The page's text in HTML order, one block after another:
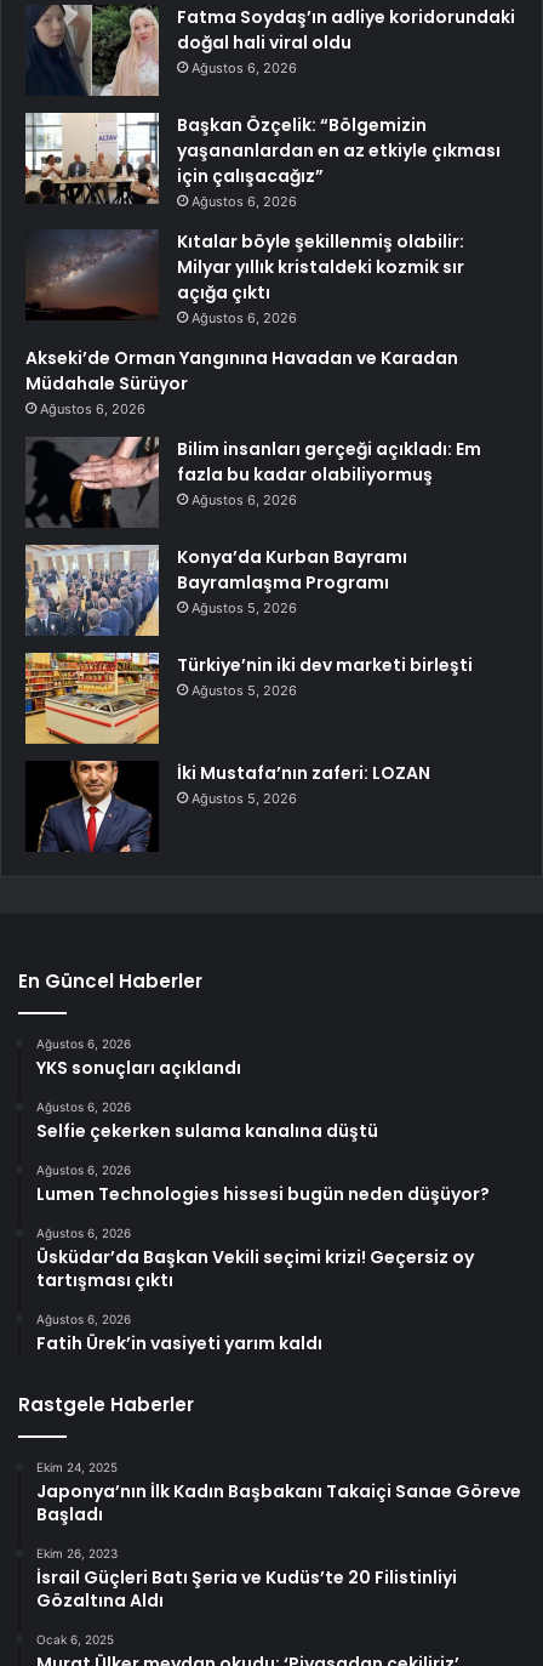
Fatma Soydaş’ın adliye koridorundaki
doğal hali viral oldu
Ağustos 6, 2026
Başkan Özçelik: “Bölgemizin
yaşananlardan en az etkiyle çıkması
için çalışacağız”
Ağustos 6, 2026
Kıtalar böyle şekillenmiş olabilir:
Milyar yıllık kristaldeki kozmik sır
açığa çıktı
Ağustos 6, 2026
Akseki’de Orman Yangınına Havadan ve Karadan
Müdahale Sürüyor
Ağustos 6, 2026
Bilim insanları gerçeği açıkladı: Em
fazla bu kadar olabiliyormuş
Ağustos 6, 2026
Konya’da Kurban Bayramı
Bayramlaşma Programı
Ağustos 5, 2026
Türkiye’nin iki dev marketi birleşti
Ağustos 5, 2026
İki Mustafa’nın zaferi: LOZAN
Ağustos 5, 2026
En Güncel Haberler
Ağustos 6, 2026
YKS sonuçları açıklandı
Ağustos 6, 2026
Selfie çekerken sulama kanalına düştü
Ağustos 6, 2026
Lumen Technologies hissesi bugün neden düşüyor?
Ağustos 6, 2026
Üsküdar’da Başkan Vekili seçimi krizi! Geçersiz oy
tartışması çıktı
Ağustos 6, 2026
Fatih Ürek’in vasiyeti yarım kaldı
Rastgele Haberler
Ekim 24, 2025
Japonya’nın İlk Kadın Başbakanı Takaiçi Sanae Göreve
Başladı
Ekim 26, 2023
İsrail Güçleri Batı Şeria ve Kudüs’te 20 Filistinliyi
Gözaltına Aldı
Ocak 6, 2025